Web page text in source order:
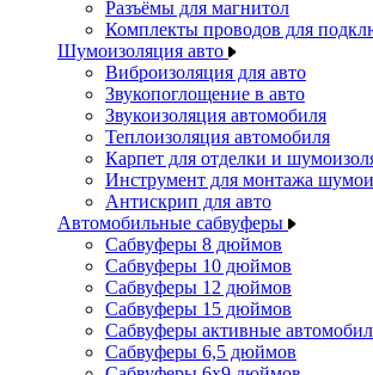
Разъёмы для магнитол
Комплекты проводов для
Шумоизоляция авто
Виброизоляция для авто
Звукопоглощение в авто
Звукоизоляция автомобиля
Теплоизоляция автомобиля
Карпет для отделки и
Инструмент для монтажа
Антискрип для авто
Автомобильные сабвуферы
Сабвуферы 8 дюймов
Сабвуферы 10 дюймов
Сабвуферы 12 дюймов
Сабвуферы 15 дюймов
Сабвуферы активные
Сабвуферы 6,5 дюймов